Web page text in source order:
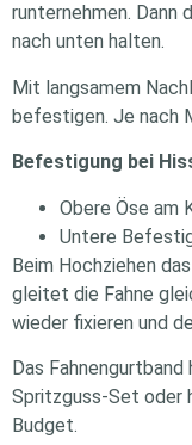
runternehmen. Dann
nach unten halten.
Mit langsamem
befestigen. Je nach
Befestigung bei
Obere Öse am
Untere
Beim Hochziehen
gleitet die Fahne
wieder fixieren und
Das
Spritzguss-Set oder
Budget.